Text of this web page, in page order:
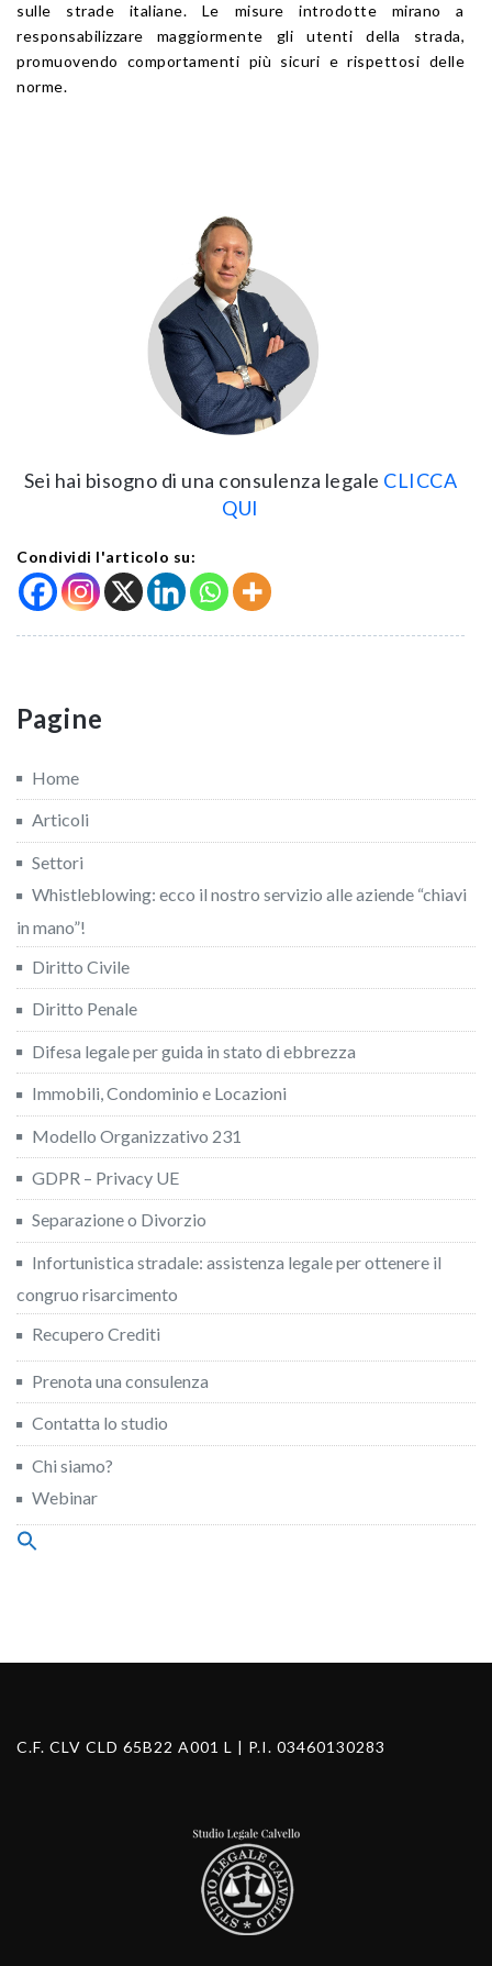
sulle strade italiane. Le misure introdotte mirano a
responsabilizzare maggiormente gli utenti della strada,
promuovendo comportamenti più sicuri e rispettosi delle
norme.
Sei hai bisogno di una consulenza legale CLICCA
QUI
Condividi l'articolo su:
Pagine
Home
Articoli
Settori
Whistleblowing: ecco il nostro servizio alle aziende “chiavi
in mano”!
Diritto Civile
Diritto Penale
Difesa legale per guida in stato di ebbrezza
Immobili, Condominio e Locazioni
Modello Organizzativo 231
GDPR – Privacy UE
Separazione o Divorzio
Infortunistica stradale: assistenza legale per ottenere il
congruo risarcimento
Recupero Crediti
Prenota una consulenza
Contatta lo studio
Chi siamo?
Webinar
Search
C.F. CLV CLD 65B22 A001 L | P.I. 03460130283